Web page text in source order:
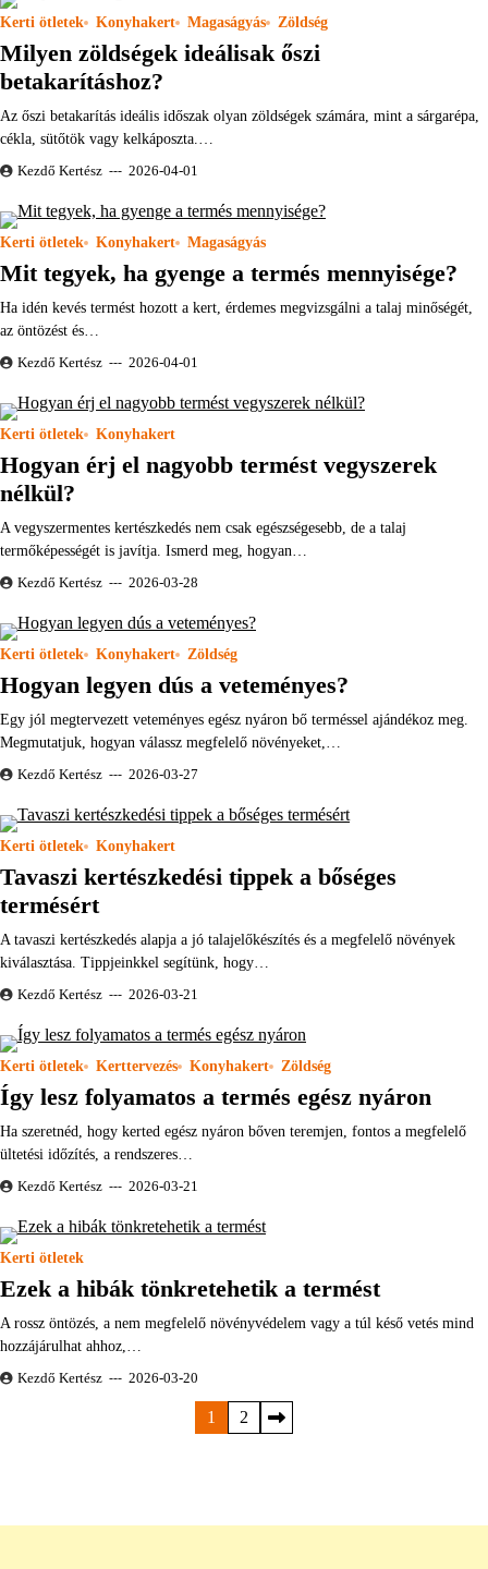
Kerti ötletek Konyhakert Magaságyás Zöldség
Milyen zöldségek ideálisak őszi
betakarításhoz?
Az őszi betakarítás ideális időszak olyan zöldségek számára, mint a sárgarépa,
cékla, sütőtök vagy kelkáposzta.…
Kezdő Kertész 2026-04-01
Kerti ötletek Konyhakert Magaságyás
Mit tegyek, ha gyenge a termés mennyisége?
Ha idén kevés termést hozott a kert, érdemes megvizsgálni a talaj minőségét,
az öntözést és…
Kezdő Kertész 2026-04-01
Kerti ötletek Konyhakert
Hogyan érj el nagyobb termést vegyszerek
nélkül?
A vegyszermentes kertészkedés nem csak egészségesebb, de a talaj
termőképességét is javítja. Ismerd meg, hogyan…
Kezdő Kertész 2026-03-28
Kerti ötletek Konyhakert Zöldség
Hogyan legyen dús a veteményes?
Egy jól megtervezett veteményes egész nyáron bő terméssel ajándékoz meg.
Megmutatjuk, hogyan válassz megfelelő növényeket,…
Kezdő Kertész 2026-03-27
Kerti ötletek Konyhakert
Tavaszi kertészkedési tippek a bőséges
termésért
A tavaszi kertészkedés alapja a jó talajelőkészítés és a megfelelő növények
kiválasztása. Tippjeinkkel segítünk, hogy…
Kezdő Kertész 2026-03-21
Kerti ötletek Kerttervezés Konyhakert Zöldség
Így lesz folyamatos a termés egész nyáron
Ha szeretnéd, hogy kerted egész nyáron bőven teremjen, fontos a megfelelő
ültetési időzítés, a rendszeres…
Kezdő Kertész 2026-03-21
Kerti ötletek
Ezek a hibák tönkretehetik a termést
A rossz öntözés, a nem megfelelő növényvédelem vagy a túl késő vetés mind
hozzájárulhat ahhoz,…
Kezdő Kertész 2026-03-20
1 2